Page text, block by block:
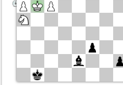
Tiempo: 9 minutes/side + 8 seconds/